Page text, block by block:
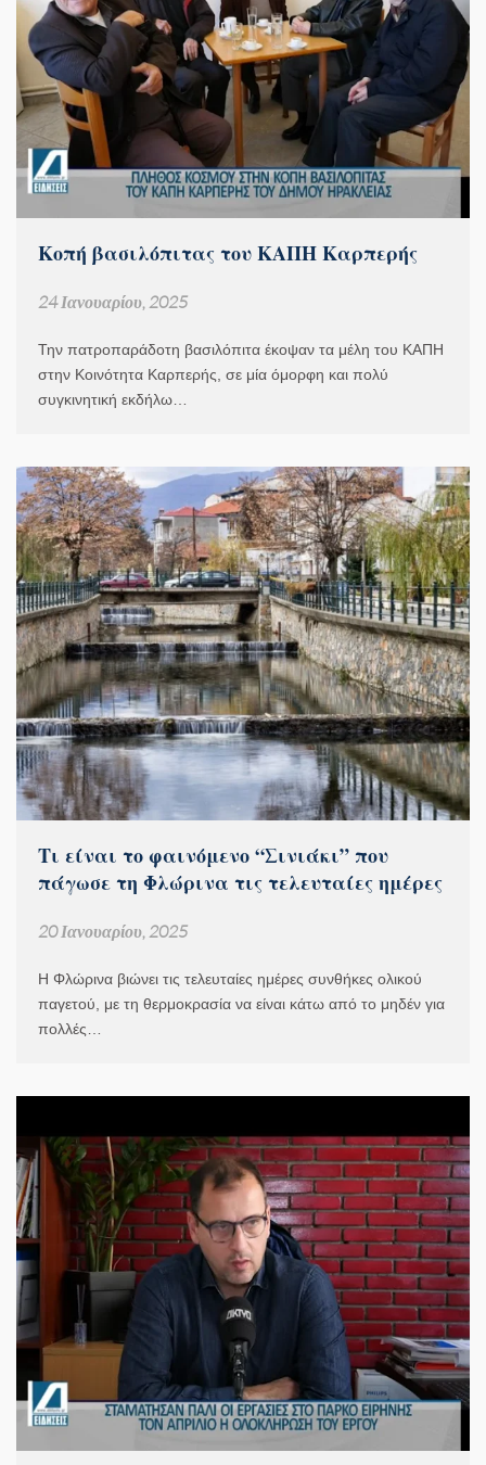
Κοπή βασιλόπιτας του ΚΑΠΗ Καρπερής
24 Ιανουαρίου, 2025
Την πατροπαράδοτη βασιλόπιτα έκοψαν τα μέλη του ΚΑΠΗ
στην Κοινότητα Καρπερής, σε μία όμορφη και πολύ
συγκινητική εκδήλω…
Τι είναι το φαινόμενο “Σινιάκι” που
πάγωσε τη Φλώρινα τις τελευταίες ημέρες
20 Ιανουαρίου, 2025
Η Φλώρινα βιώνει τις τελευταίες ημέρες συνθήκες ολικού
παγετού, με τη θερμοκρασία να είναι κάτω από το μηδέν για
πολλές…